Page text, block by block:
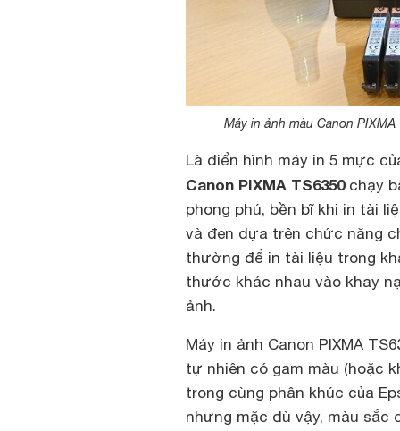
Máy in ảnh màu Canon
Là điển hình máy in 5 mực
Canon PIXMA TS6350chạy
phong phú, bền bĩ khi in tài
và đen dựa trên chức năng
thường để in tài liệu trong
thước khác nhau vào khay
ảnh.
Máy in ảnh Canon PIXMA
tự nhiên có gam màu (hoặc
trong cùng phân khúc của
nhưng mặc dù vậy, màu sắc